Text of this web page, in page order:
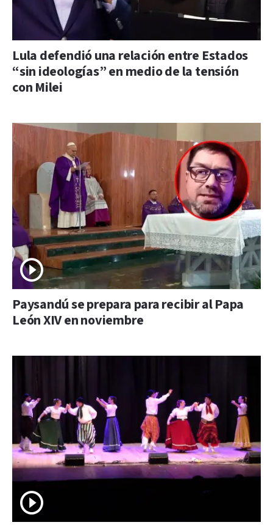
Lula defendió una relación entre Estados
“sin ideologías” en medio de la tensión
con Milei
Paysandú se prepara para recibir al Papa
León XIV en noviembre